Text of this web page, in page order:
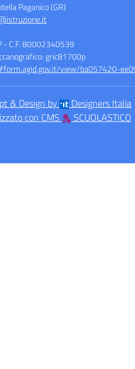
Paganico (GR)
- C.F. 80002340539
gric81700p
form.agid.gov.it/view/ba057420-
& Design by
Designers Italia
con CMS
SCUOLASTICO